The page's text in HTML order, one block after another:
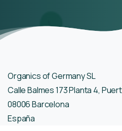
Organics of Germany SL
Calle Balmes 173 Planta 4,
08006 Barcelona
España